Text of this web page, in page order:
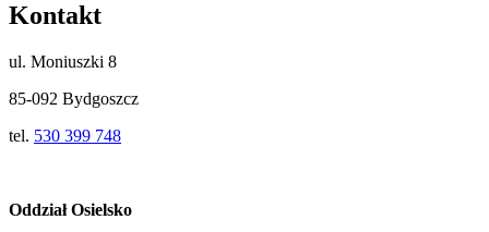
Kontakt
ul. Moniuszki 8
85-092 Bydgoszcz
tel. 530 399 748
Oddział Osielsko